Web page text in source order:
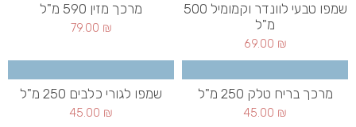
שמפו טבעי לוונדר וקמומיל 500
מ"ל
69.00 ₪
מרכך מזין 590 מ"ל
79.00 ₪
מרכך בריח טלק 250 מ"ל
45.00 ₪
שמפו לגורי כלבים 250 מ"ל
45.00 ₪